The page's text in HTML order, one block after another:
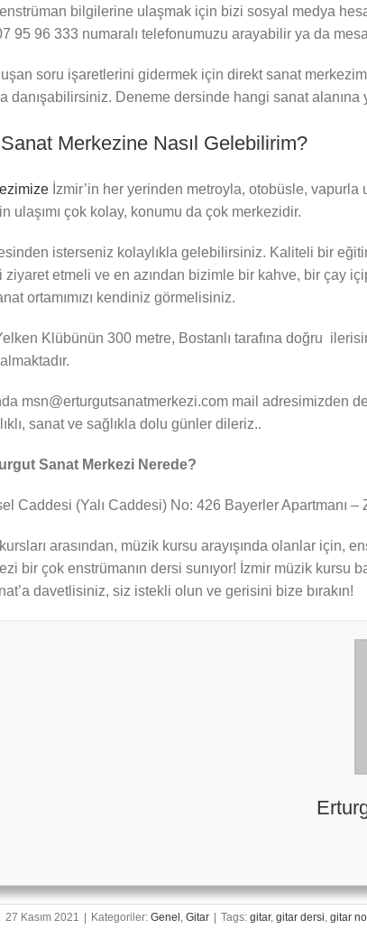
bilgilerine ulaşmak için bizi sosyal medya
95 96 333 numaralı telefonumuzu arayabilir ya da
soru işaretlerini gidermek için direkt sanat
danışabilirsiniz. Deneme dersinde hangi sanat
Merkezine Nasıl Gelebilirim?
İzmir’in her yerinden metroyla, otobüsle, vapurla
ulaşımı çok kolay, konumu da çok merkezidir.
isterseniz kolaylıkla gelebilirsiniz. Kaliteli bir
ziyaret etmeli ve en azından bizimle bir kahve, bir çay
ortamımızı kendiniz görmelisiniz.
Klübünün 300 metre, Bostanlı tarafına doğru
msn@erturgutsanatmerkezi.com mail adresimizden
sanat ve sağlıkla dolu günler dileriz..
Sanat Merkezi Nerede?
Caddesi (Yalı Caddesi) No: 426 Bayerler Apartmanı –
arasından, müzik kursu arayışında olanlar için,
bir çok enstrümanın dersi sunıyor! İzmir müzik kursu
davetlisiniz, siz istekli olun ve gerisini bize bırakın!
27 Kasım 2021 Kategoriler: Genel , Gitar Tags: gitar, gitar dersi, gitar